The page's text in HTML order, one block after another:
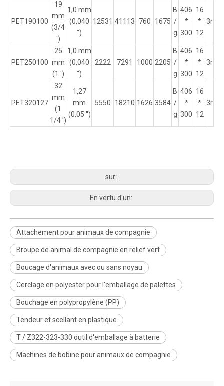
PET190100
19
mm
(3/4
')
1,0 mm
(0,040
'')
12531 41113 760 1675
B
/
g
406
*
300
16
*
12
3r
PET250100
25
mm
(1 ')
1,0 mm
(0,040
'')
2222 7291 1000 2205
B
/
g
406
*
300
16
*
12
3r
PET320127
32
mm
(1
1/4 ')
1,27
mm
(0,05 '')
5550 18210 1626 3584
B
/
g
406
*
300
16
*
12
3r
sur:
En vertu d'un:
Attachement pour animaux de compagnie
Broupe de animal de compagnie en relief vert
Boucage d'animaux avec ou sans noyau
Cerclage en polyester pour l'emballage de palettes
Bouchage en polypropylène (PP)
Tendeur et scellant en plastique
T / Z322-323-330 outil d'emballage à batterie
Machines de bobine pour animaux de compagnie